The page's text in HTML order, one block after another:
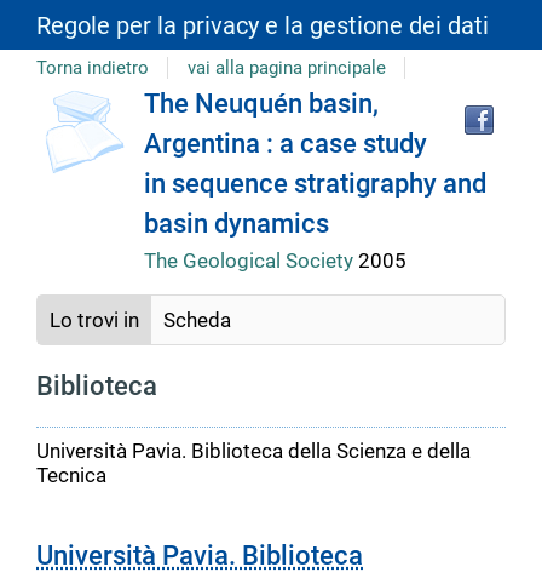
Regole per la privacy e la gestione dei dati
Torna indietro vai alla pagina principale
Dettaglio
del
documento
The Neuquén basin,
Argentina : a case study
in sequence stratigraphy and
basin dynamics
The Geological Society 2005
Lo trovi in Scheda
Biblioteca
Università Pavia. Biblioteca della Scienza e della
Tecnica
Università Pavia. Biblioteca